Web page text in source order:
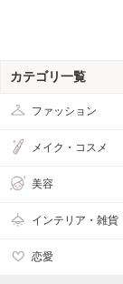
カテゴリ一覧
ファッション
メイク・コスメ
美容
インテリア・雑貨
恋愛